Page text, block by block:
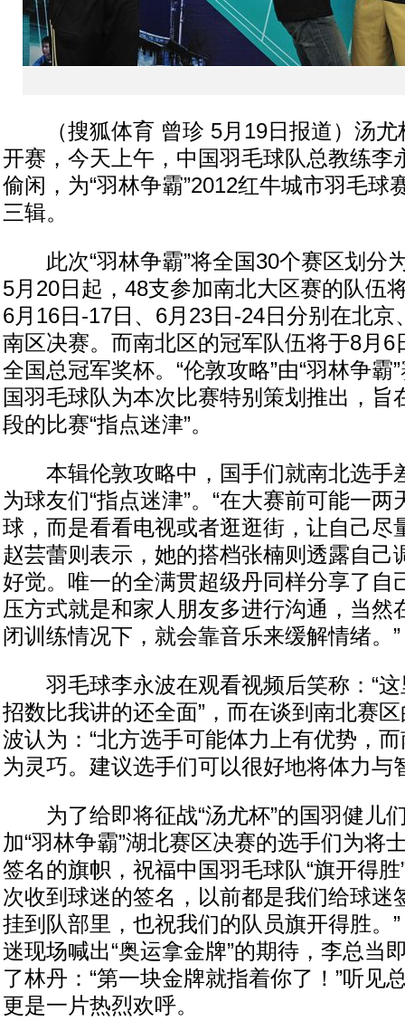
（搜狐体育 曾珍 5月19日报道）汤尤
开赛，今天上午，中国羽毛球队总教练李
偷闲，为“羽林争霸”2012红牛城市羽毛球
三辑。
此次“羽林争霸”将全国30个赛区划分
5月20日起，48支参加南北大区赛的队伍
6月16日-17日、6月23日-24日分别在北京
南区决赛。而南北区的冠军队伍将于8月6
全国总冠军奖杯。“伦敦攻略”由“羽林争霸
国羽毛球队为本次比赛特别策划推出，旨
段的比赛“指点迷津”。
本辑伦敦攻略中，国手们就南北选手
为球友们“指点迷津”。“在大赛前可能一
球，而是看看电视或者逛逛街，让自己尽
赵芸蕾则表示，她的搭档张楠则透露自己
好觉。唯一的全满贯超级丹同样分享了自
压方式就是和家人朋友多进行沟通，当然
闭训练情况下，就会靠音乐来缓解情绪。”
羽毛球李永波在观看视频后笑称：“这
招数比我讲的还全面”，而在谈到南北赛
波认为：“北方选手可能体力上有优势，
为灵巧。建议选手们可以很好地将体力与
为了给即将征战“汤尤杯”的国羽健儿
加“羽林争霸”湖北赛区决赛的选手们为将
签名的旗帜，祝福中国羽毛球队“旗开得胜
次收到球迷的签名，以前都是我们给球迷
挂到队部里，也祝我们的队员旗开得胜。
迷现场喊出“奥运拿金牌”的期待，李总当
了林丹：“第一块金牌就指着你了！”听见
更是一片热烈欢呼。